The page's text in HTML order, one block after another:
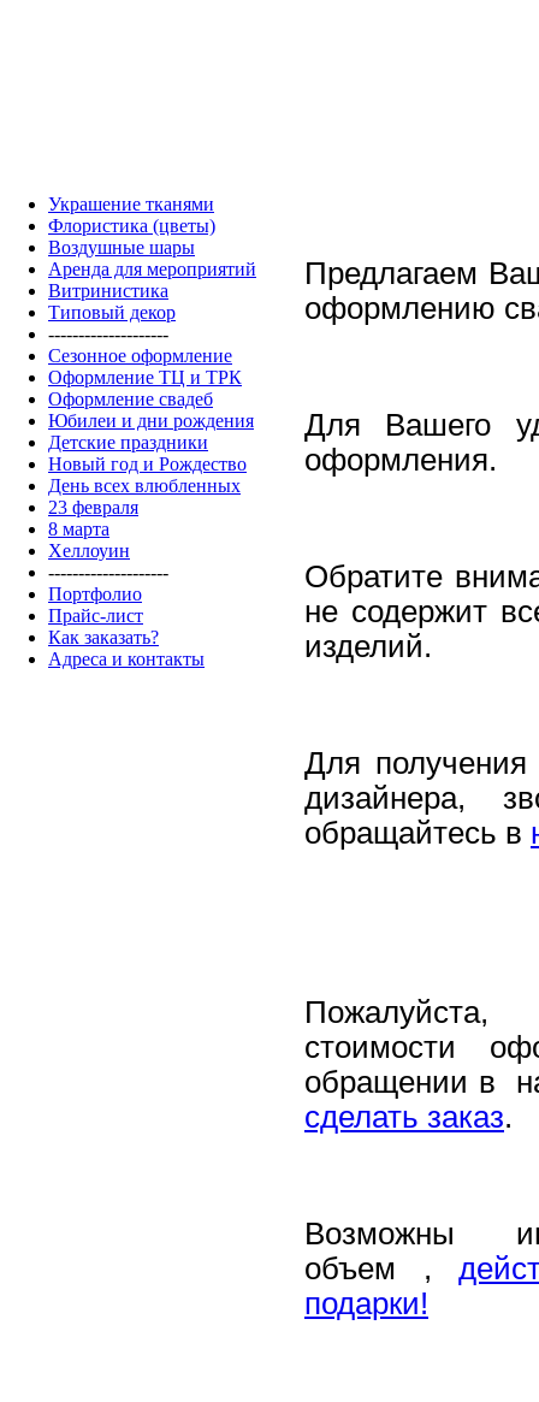
Украшение тканями
Флористика (цветы)
Воздушные шары
Аренда для мероприятий
Витринистика
Типовый декор
--------------------
Сезонное оформление
Оформление ТЦ и ТРК
Оформление свадеб
Юбилеи и дни рождения
Детские праздники
Новый год и Рождество
День всех влюбленных
23 февраля
8 марта
Хеллоуин
--------------------
Портфолио
Прайс-лист
Как заказать?
Адреса и контакты
Предлагаем
оформлению
Для Вашего
оформления.
Обратите
не содержит
изделий.
Для получения
дизайнера,
обращайтесь в
стоимости
обращении в
сделать заказ.
Возможны
объем ,
подарки!